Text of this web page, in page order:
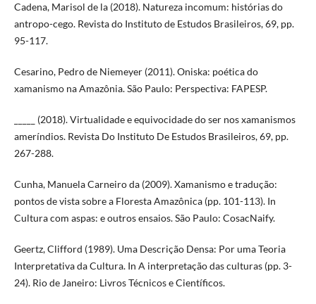
Cadena, Marisol de la (2018). Natureza incomum: histórias do
antropo-cego. Revista do Instituto de Estudos Brasileiros, 69, pp.
95-117.
Cesarino, Pedro de Niemeyer (2011). Oniska: poética do
xamanismo na Amazônia. São Paulo: Perspectiva: FAPESP.
_____ (2018). Virtualidade e equivocidade do ser nos xamanismos
ameríndios. Revista Do Instituto De Estudos Brasileiros, 69, pp.
267-288.
Cunha, Manuela Carneiro da (2009). Xamanismo e tradução:
pontos de vista sobre a Floresta Amazônica (pp. 101-113). In
Cultura com aspas: e outros ensaios. São Paulo: CosacNaify.
Geertz, Clifford (1989). Uma Descrição Densa: Por uma Teoria
Interpretativa da Cultura. In A interpretação das culturas (pp. 3-
24). Rio de Janeiro: Livros Técnicos e Científicos.